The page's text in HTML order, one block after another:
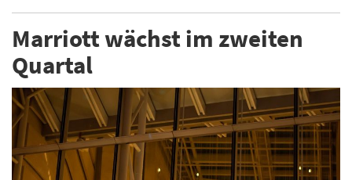
Marriott wächst im zweiten
Quartal